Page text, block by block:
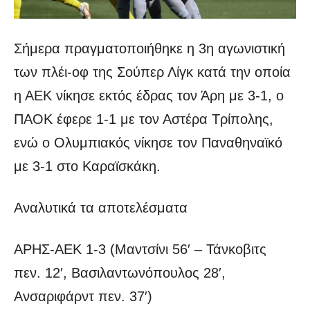
Σήμερα πραγματοποιήθηκε η 3η αγωνιστική
των πλέι-οφ της Σούπερ Λίγκ κατά την οποία
η ΑΕΚ νίκησε εκτός έδρας τον Άρη με 3-1, ο
ΠΑΟΚ έφερε 1-1 με τον Αστέρα Τρίπολης,
ενώ ο Ολυμπιακός νίκησε τον Παναθηναϊκό
με 3-1 στο Καραϊσκάκη.
Αναλυτικά τα αποτελέσματα
ΑΡΗΣ-ΑΕΚ 1-3 (Μαντσίνι 56′ – Τάνκοβιτς
πεν. 12′, Βασιλαντωνόπουλος 28′,
Ανσαριφάρντ πεν. 37′)